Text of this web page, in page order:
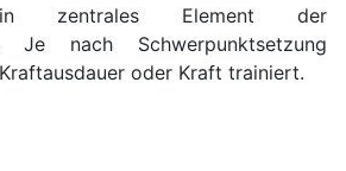
zentrales Element der
Je nach Schwerpunktsetzung
oder Kraft trainiert.